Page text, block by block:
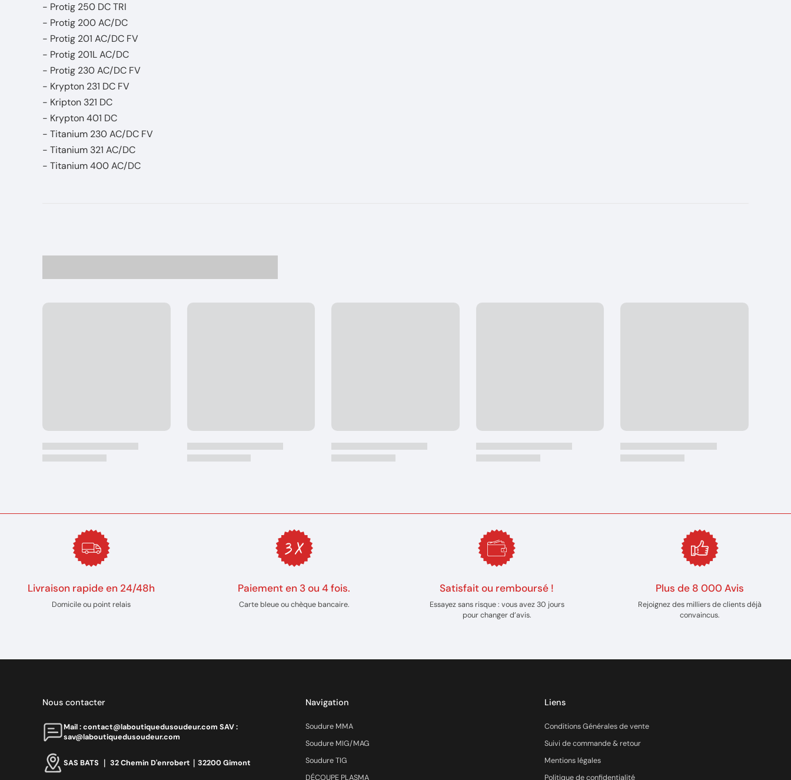
- Protig 250 DC TRI
- Protig 200 AC/DC
- Protig 201 AC/DC FV
- Protig 201L AC/DC
- Protig 230 AC/DC FV
- Krypton 231 DC FV
- Kripton 321 DC
- Krypton 401 DC
- Titanium 230 AC/DC FV
- Titanium 321 AC/DC
- Titanium 400 AC/DC
Livraison rapide en 24/48h
Domicile ou point relais
Paiement en 3 ou 4 fois.
Carte bleue ou chèque bancaire.
Satisfait ou remboursé !
Essayez sans risque : vous avez 30 jours
pour changer d’avis.
Plus de 8 000 Avis
Rejoignez des milliers de clients déjà
convaincus.
Nous contacter
Mail : contact@laboutiquedusoudeur.comㅤㅤㅤㅤ SAV :
sav@laboutiquedusoudeur.com
SAS BATS ｜ 32 Chemin D'enrobert｜32200 Gimont
Navigation
Soudure MMA
Soudure MIG/MAG
Soudure TIG
DÉCOUPE PLASMA
Liens
Conditions Générales de vente
Suivi de commande & retour
Mentions légales
Politique de confidentialité